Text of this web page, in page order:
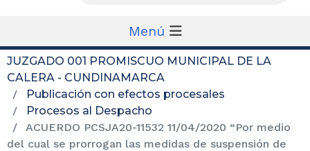
Menú
JUZGADO 001 PROMISCUO MUNICIPAL DE LA
CALERA - CUNDINAMARCA
Publicación con efectos procesales
Procesos al Despacho
ACUERDO PCSJA20-11532 11/04/2020 “Por medio
del cual se prorrogan las medidas de suspensión de